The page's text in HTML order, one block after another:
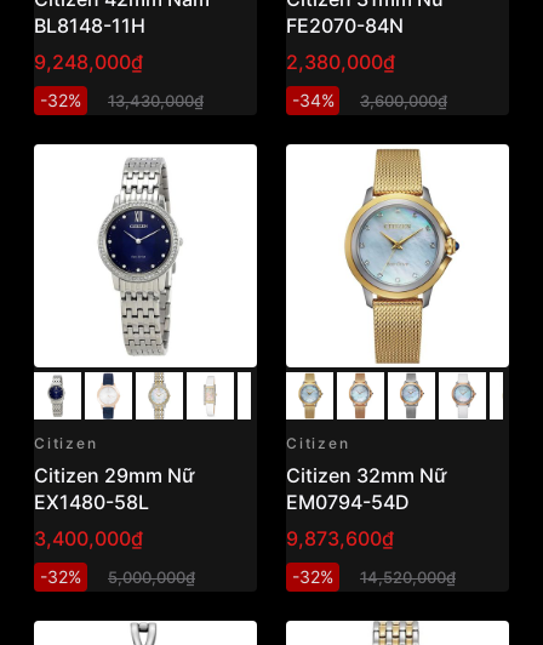
BL8148-11H
9,248,000₫
-32% 13,430,000₫
FE2070-84N
2,380,000₫
-34% 3,600,000₫
Citizen
Citizen 29mm Nữ
EX1480-58L
3,400,000₫
-32% 5,000,000₫
Citizen
Citizen 32mm Nữ
EM0794-54D
9,873,600₫
-32% 14,520,000₫